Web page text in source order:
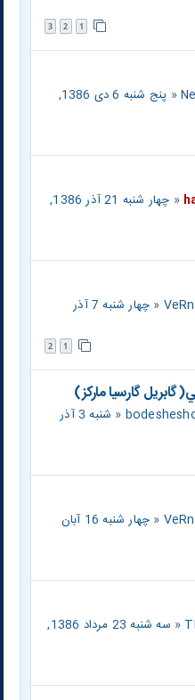
1
2
3
«
پنج شنبه 6 دی 1386,
«
چهار شنبه 21 آذر 1386,
«
چهار شنبه 7 آذر
1
2
گارسيا ماركز)
«
شنبه 3 آذر
«
چهار شنبه 16 آبان
«
سه شنبه 23 مرداد 1386,